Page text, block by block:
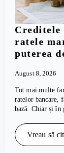
Creditele
ratele
puterea
August 8, 2026
Tot mai multe
ratelor bancare,
bază. Chiar și
Vreau să